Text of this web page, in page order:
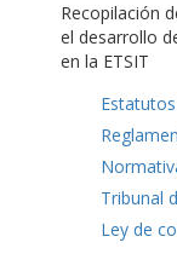
Recopilación
el desarrollo
en la ETSIT
Tribunal
Ley de